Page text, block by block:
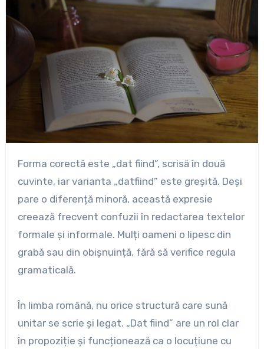
Forma corectă este „dat fiind”, scrisă în două
cuvinte, iar varianta „datfiind” este greșită. Deși
pare o diferență minoră, această expresie
creează frecvent confuzii în redactarea textelor
formale și informale. Mulți oameni o lipesc din
grabă sau din obișnuință, fără să verifice regula
gramaticală.
În limba română, nu orice structură care sună
unitar se scrie și legat. „Dat fiind” are un rol clar
în propoziție și funcționează ca o locuțiune cu